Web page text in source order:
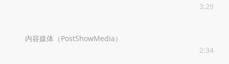
3:29
内容媒体（PostShowMedia）
2:34